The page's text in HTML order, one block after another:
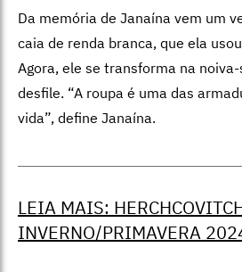
Da memória de Janaína vem um
caia de renda branca, que ela
Agora, ele se transforma na
desfile. “A roupa é uma das
vida”, define Janaína.
LEIA MAIS:
INVERNO/PRIMAVERA